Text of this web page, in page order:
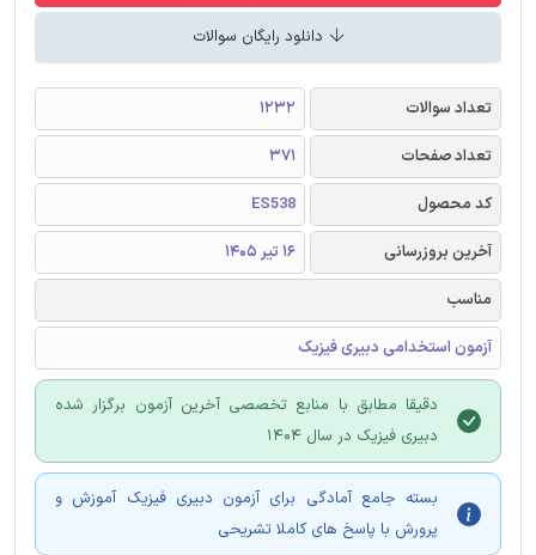
دانلود رایگان سوالات
تعداد سوالات
1232
تعداد صفحات
371
کد محصول
ES538
آخرین بروزرسانی
16 تیر 1405
مناسب
آزمون استخدامی دبیری فیزیک
دقیقا مطابق با منابع تخصصی آخرین آزمون برگزار شده
دبیری فیزیک در سال 1404
بسته جامع آمادگی برای آزمون دبیری فیزیک آموزش و
پرورش با پاسخ های کاملا تشریحی